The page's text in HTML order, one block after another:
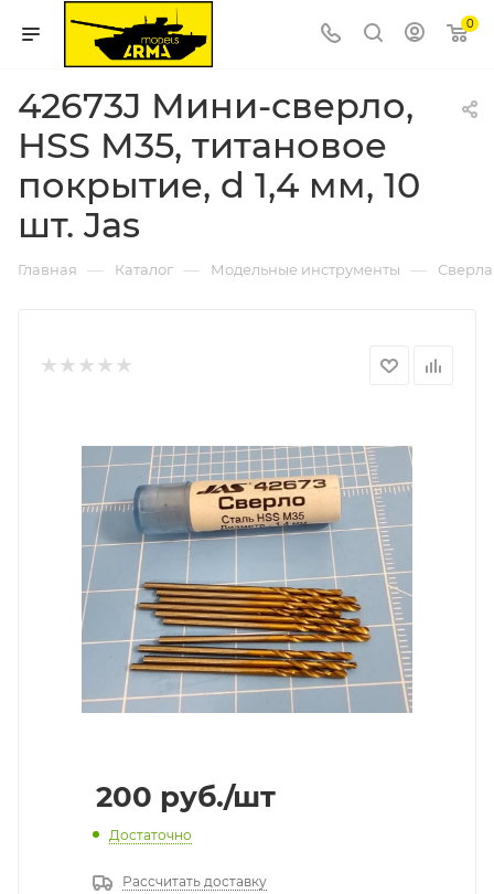
0
42673J Мини-сверло,
HSS M35, титановое
покрытие, d 1,4 мм, 10
шт. Jas
Главная — Каталог — Модельные инструменты — Сверла
200 руб./шт
Достаточно
Рассчитать доставку